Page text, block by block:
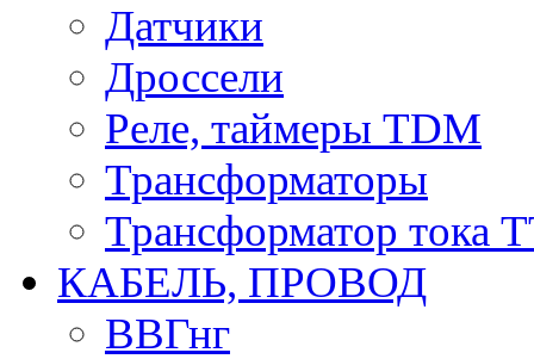
Датчики
Дроссели
Реле, таймеры TDM
Трансформаторы
Трансформатор тока
КАБЕЛЬ, ПРОВОД
ВВГнг